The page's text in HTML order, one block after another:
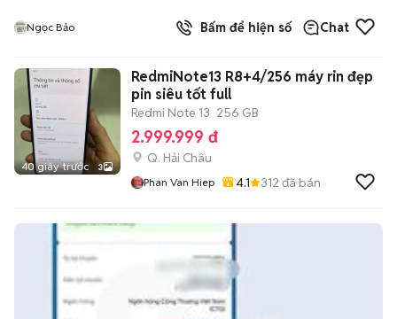
Ngọc Bảo Bấm để hiện số Chat
40 giây trước 3
RedmiNote13 R8+4/256 máy rin đẹp
pin siêu tốt full
Redmi Note 13 256 GB
2.999.999 đ
Q. Hải Châu
Phan Van Hiep 4.1 312 đã bán